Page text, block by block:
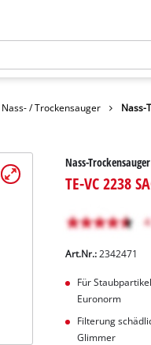
Nass- / Trockensauger Nass-
Nass-Trockensauger
TE-VC 2238
Art.Nr.:2342471
Für
Euronorm
Filterung
Glimmer